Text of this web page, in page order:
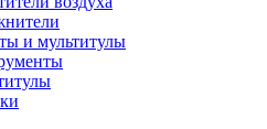
и мультитулы